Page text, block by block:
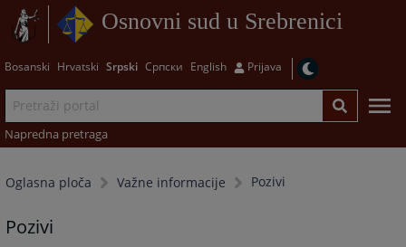
Osnovni sud u Srebrenici
Bosanski Hrvatski Srpski Српски English Prijava
Napredna pretraga
Oglasna ploča Važne informacije Pozivi
Pozivi